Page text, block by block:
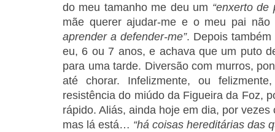
do meu tamanho me deu um “enxerto de
mãe querer ajudar-me e o meu pai
aprender a defender-me”. Depois
eu, 6 ou 7 anos, e achava que um puto
para uma tarde. Diversão com murros,
até chorar. Infelizmente, ou
resistência do miúdo da Figueira da Foz,
rápido. Aliás, ainda hoje em dia, por
mas lá está… “há coisas hereditárias das